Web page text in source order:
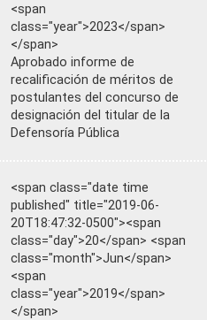
<span
class="year">2023</span>
</span>
Aprobado informe de
recalificación de méritos de
postulantes del concurso de
designación del titular de la
Defensoría Pública
<span class="date time
published" title="2019-06-
20T18:47:32-0500"><span
class="day">20</span> <span
class="month">Jun</span>
<span
class="year">2019</span>
</span>